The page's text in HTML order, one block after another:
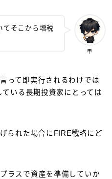
甲
てそこから増税
って即実行されるわけでは
いる長期投資家にとっては
られた場合にFIRE戦略にど
ラスで資産を準備していか